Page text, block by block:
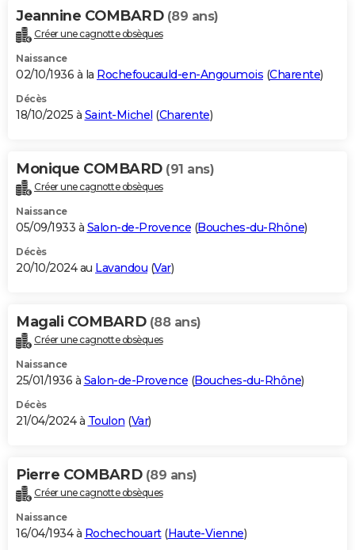
Alimentation
Guide de la santé
Maladies
Médicaments
Sommeil
VOYAGE
Destinations
City break
Voyage nature
Voyage de noces
Forum
Climat
+PHOTO
GUIDES D'ACHAT
BONS PLANS
Carte de Noël
Carte Bonne année
Carte Saint-Valentin
Carte Pâques
Carte d'anniversaire
DICTIONNAIRE
Dictionnaire
Biographies
Citations
Expressions
Proverbes
PROGRAMME TV
S'inscrire
Se connecter
Lycées
Collèges
Primaires
Universités
Entreprises
Service militaire
Avis de recherche
AVIS DE DÉCÈS
Bricolage
Lifestyle
Culture
Sport
Auto
Television
Voyage
Cinema
Jeannine COMBARD (89 ans)
Créer une cagnotte obsèques
Naissance
02/10/1936 à la Rochefoucauld-en-Angoumois (Charente)
Décès
18/10/2025 à Saint-Michel (Charente)
Monique COMBARD (91 ans)
Créer une cagnotte obsèques
Naissance
05/09/1933 à Salon-de-Provence (Bouches-du-Rhône)
Décès
20/10/2024 au Lavandou (Var)
Magali COMBARD (88 ans)
Créer une cagnotte obsèques
Naissance
25/01/1936 à Salon-de-Provence (Bouches-du-Rhône)
Décès
21/04/2024 à Toulon (Var)
Pierre COMBARD (89 ans)
Créer une cagnotte obsèques
Naissance
16/04/1934 à Rochechouart(Haute-Vienne)